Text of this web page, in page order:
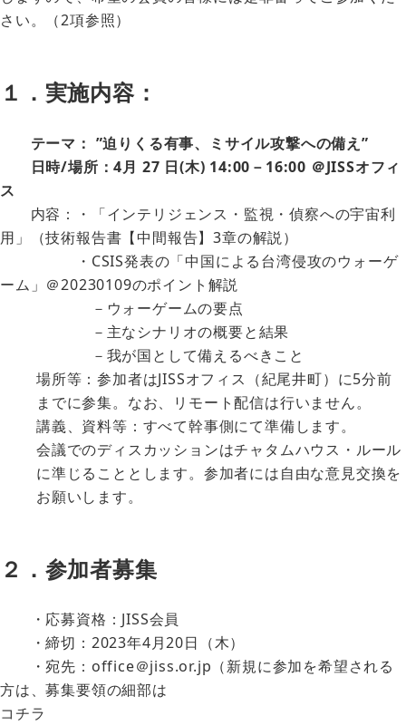
さい。（2項参照）
１．実施内容：
テーマ： ”迫りくる有事、ミサイル攻撃への備え”
日時/場所：4月 27 日(木) 14:00－16:00 ＠JISSオフィ
ス
内容：・「インテリジェンス・監視・偵察への宇宙利
用」（技術報告書【中間報告】3章の解説）
・CSIS発表の「中国による台湾侵攻のウォーゲ
ーム」＠20230109のポイント解説
－ウォーゲームの要点
－主なシナリオの概要と結果
－我が国として備えるべきこと
場所等：参加者はJISSオフィス（紀尾井町）に5分前
までに参集。なお、リモート配信は行いません。
講義、資料等：すべて幹事側にて準備します。
会議でのディスカッションはチャタムハウス・ルール
に準じることとします。参加者には自由な意見交換を
お願いします。
２．参加者募集
・応募資格：JISS会員
・締切：2023年4月20日（木）
・宛先：office＠jiss.or.jp（新規に参加を希望される
方は、募集要領の細部は
コチラ